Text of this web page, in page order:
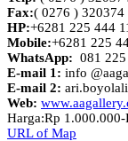
Fax:( 0276 ) 320374
HP:+6281 225 444
Mobile:+6281 225
WhatsApp: 081 225
E-mail 1: info
E-mail 2:
Web:
Harga:Rp
URL of Map